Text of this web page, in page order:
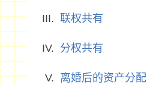
联权共有
分权共有
离婚后的资产分配